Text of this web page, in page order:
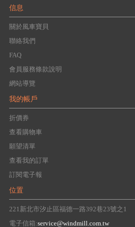
信息
關於風車寶貝
聯絡我們
FAQ
會員服務條款說明
網站導覽
我的帳戶
折價券
查看購物車
願望清單
查看我的訂單
訂閱電子報
位置
221新北市汐止區福德一路392巷23號之1
電子信箱:service@windmill.com.tw